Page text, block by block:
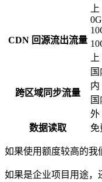
上
CDN 回源流出流量
上
跨区域同步流量
内
外
数据读取
免
如果使用额度较高的我
如果是企业项目用途，